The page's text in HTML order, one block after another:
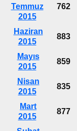
Temmuz
2015
762
Haziran
2015
883
Mayıs
2015
859
Nisan
2015
835
Mart
2015
877